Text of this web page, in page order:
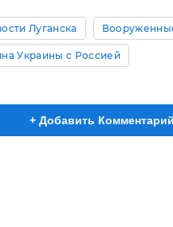
Луганска
Украины с Россией
+ Добавить Комментарий